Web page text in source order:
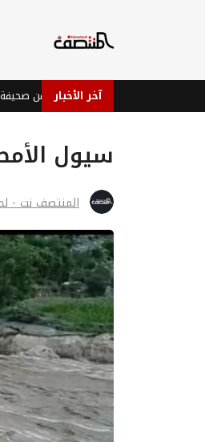
آخر الأخبار
العدد 1028 من صحيفة المنتصف
سيول
المنتصف نت -